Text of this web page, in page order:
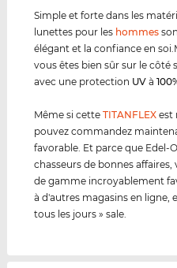
Simple et forte dans les
lunettes pour les hommes
élégant et la confiance en
vous êtes bien sûr sur le côté
avec une protection UV à
Même si cetteTITANFLEX est
pouvez commandez
favorable. Et parce que Edel-
chasseurs de bonnes
de gamme incroyablement
à d'autres magasins en ligne,
tous les jours » sale.